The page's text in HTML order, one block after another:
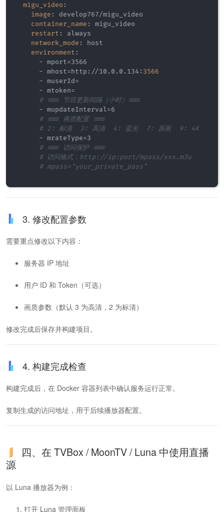
migu_video :
image :
develop767/migu_video
container_name :
migu_video
restart :
always
network_mode :
host
environment :
- mport=3566
- mhost=http : //10.0.0.134 : 3566
- muserId=
- mtoken=
# === 节目更新间隔（小时）===
- mupdateInterval=6
# === 画质配置 ===
# 2: 标清  3: 高清  4: 蓝光  7: 原画  9: 4K
- mrateType=3
# === 访问保护 ===
# 访问格式：http://ip:port/mpass/xxx.m3u
# mpass="your_private_pass"
3. 修改配置参数
需要重点修改以下内容：
服务器 IP 地址
用户 ID 和 Token（可选）
画质参数（默认 3 为高清，2 为标清）
修改完成后保存并构建项目。
4. 构建完成检查
构建完成后，在 Docker 容器列表中确认服务运行正常。
复制生成的访问地址，用于后续播放器配置。
四、在 TVBox / MoonTV / Luna 中使用直播
源
以 Luna 播放器为例：
打开 Luna 管理面板